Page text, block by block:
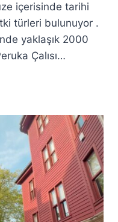
içerisinde tarihi
türleri bulunuyor .
yaklaşık 2000
Çalısı…